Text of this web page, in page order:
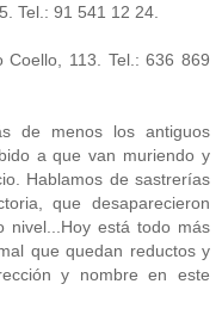
Tel.: 91 541 12 24.
Coello, 113. Tel.: 636 869
de menos los antiguos
a que van muriendo y
Hablamos de sastrerías
que desaparecieron
nivel...Hoy está todo más
que quedan reductos y
y nombre en este